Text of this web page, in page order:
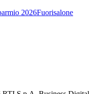
2026Fuorisalone